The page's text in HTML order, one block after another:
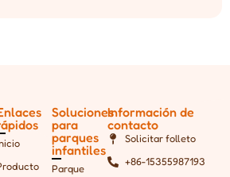
Soluciones
para
parques
infantiles
Parque
Información de
contacto
Solicitar folleto
+86-15355987193